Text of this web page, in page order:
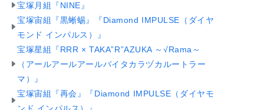
宝塚月組『NINE』
宝塚宙組『黒蜥蜴』『Diamond IMPULSE（ダイヤ
モンド インパルス）』
宝塚星組『RRR × TAKA”R”AZUKA ～√Rama～
（アールアールアールバイタカラヅカルートラー
マ）』
宝塚宙組『再会』『Diamond IMPULSE（ダイヤモ